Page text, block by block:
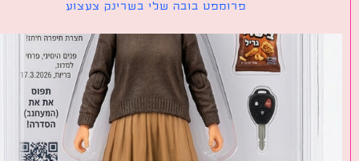
פרומפט בובה שלי בשרינק צעצוע